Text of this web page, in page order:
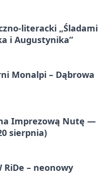
literacki „Śladami
i Augustynika”
Monalpi – Dąbrowa
Imprezową Nutę —
sierpnia)
RiDe – neonowy